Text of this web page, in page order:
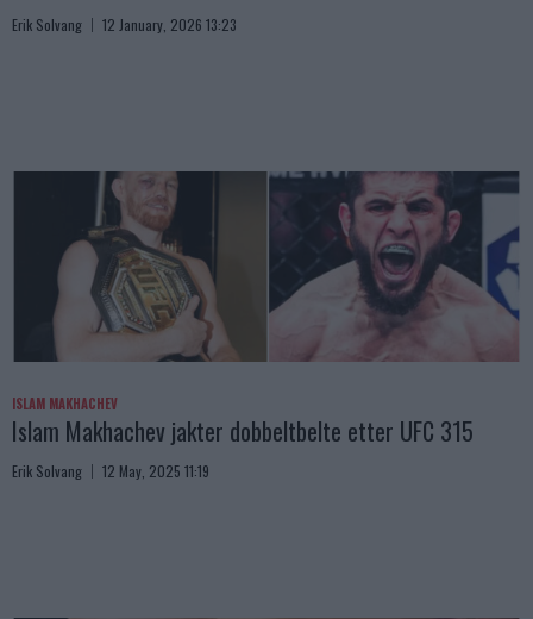
Erik Solvang 12 January, 2026 13:23
ISLAM MAKHACHEV
Islam Makhachev jakter dobbeltbelte etter UFC 315
Erik Solvang 12 May, 2025 11:19